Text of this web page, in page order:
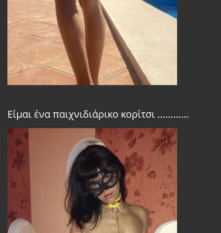
Είμαι ένα παιχνιδιάρικο κορίτσι …………